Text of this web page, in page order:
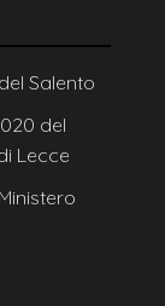
Salento
del
Lecce